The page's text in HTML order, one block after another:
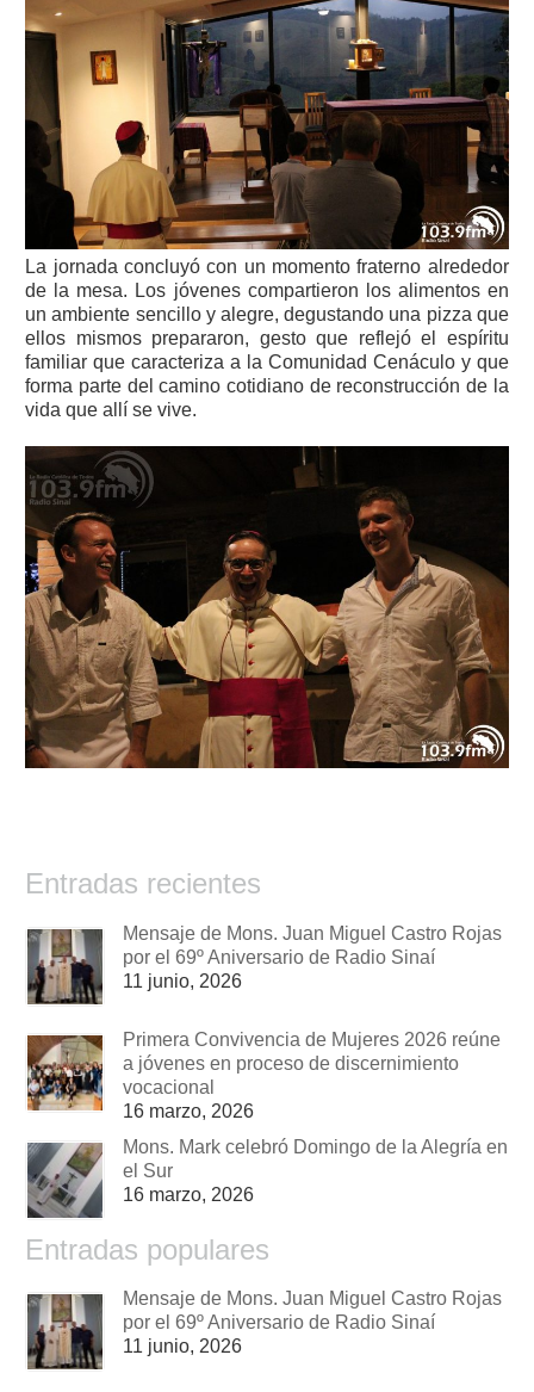
La jornada concluyó con un momento fraterno alrededor
de la mesa. Los jóvenes compartieron los alimentos en
un ambiente sencillo y alegre, degustando una pizza que
ellos mismos prepararon, gesto que reflejó el espíritu
familiar que caracteriza a la Comunidad Cenáculo y que
forma parte del camino cotidiano de reconstrucción de la
vida que allí se vive.
Entradas recientes
Mensaje de Mons. Juan Miguel Castro Rojas
por el 69º Aniversario de Radio Sinaí
11 junio, 2026
Primera Convivencia de Mujeres 2026 reúne
a jóvenes en proceso de discernimiento
vocacional
16 marzo, 2026
Mons. Mark celebró Domingo de la Alegría en
el Sur
16 marzo, 2026
Entradas populares
Mensaje de Mons. Juan Miguel Castro Rojas
por el 69º Aniversario de Radio Sinaí
11 junio, 2026